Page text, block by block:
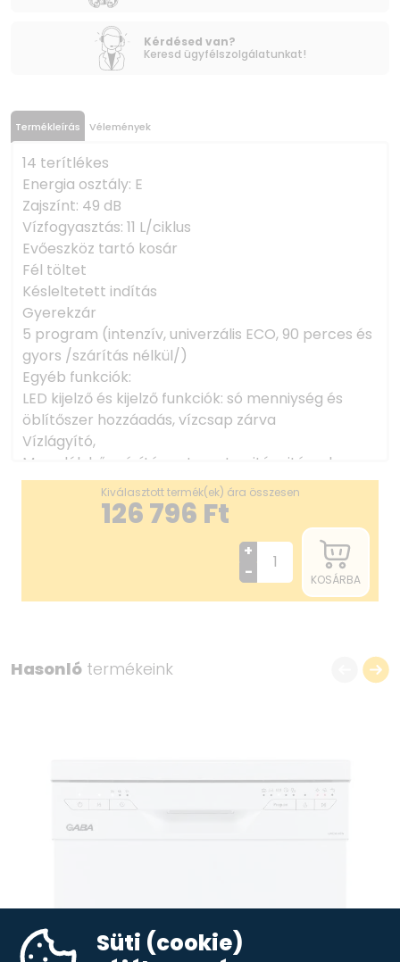
Kérdésed van?
Keresd ügyfélszolgálatunkat!
Termékleírás Vélemények
14 terítlékes
Energia osztály: E
Zajszínt: 49 dB
Vízfogyasztás: 11 L/ciklus
Evőeszköz tartó kosár
Fél töltet
Késleltetett indítás
Gyerekzár
5 program (intenzív, univerzális ECO, 90 perces és
gyors /szárítás nélkül/)
Egyéb funkciók:
LED kijelző és kijelző funkciók: só menniység és
öblítőszer hozzáadás, vízcsap zárva
Vízlágyító,
Maradék hő szárítás automata ajtónyitással
Termék mérete: 600 x 600 x 845 mm
Kiválasztott termék(ek) ára összesen
126 796 Ft
+
-
KOSÁRBA
Hasonló termékeink
Süti (cookie)